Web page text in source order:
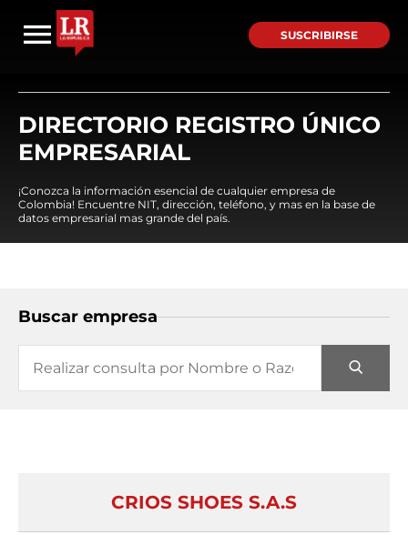
SUSCRIBIRSE
DIRECTORIO REGISTRO ÚNICO
EMPRESARIAL
¡Conozca la información esencial de cualquier empresa de
Colombia! Encuentre NIT, dirección, teléfono, y mas en la base de
datos empresarial mas grande del país.
Buscar empresa
CRIOS SHOES S.A.S